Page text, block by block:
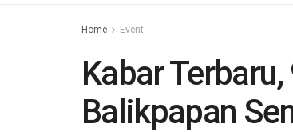
Home Event
Kabar
Balikpapan